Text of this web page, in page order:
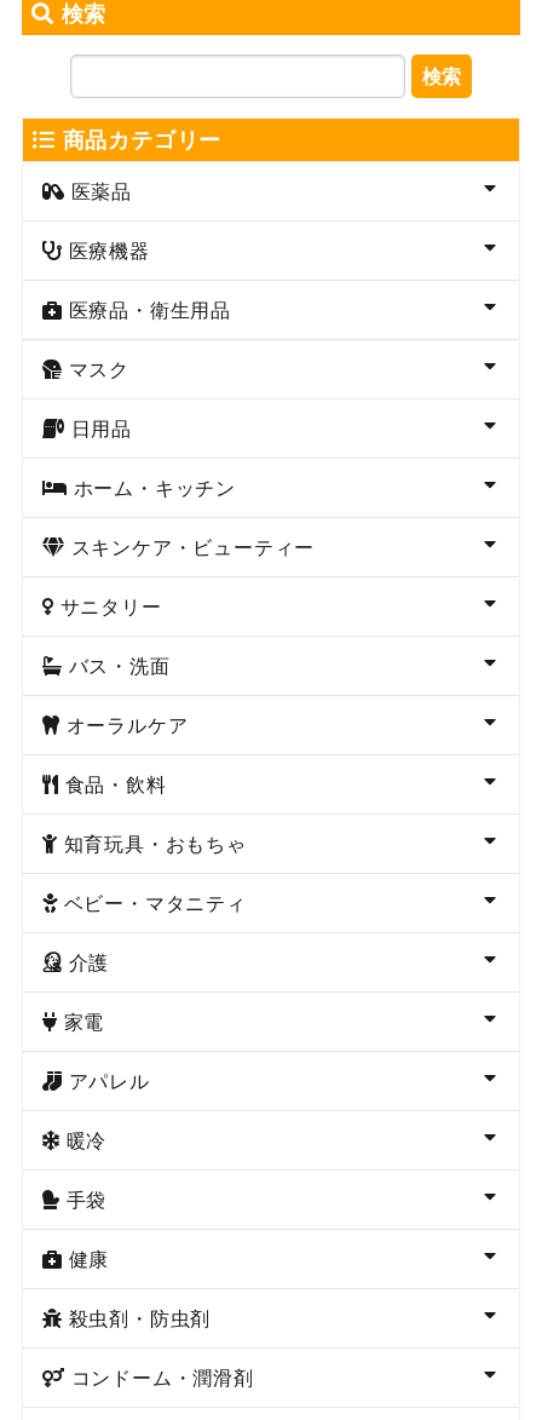
検索
検索
商品カテゴリー
医薬品
医療機器
医療品・衛生用品
マスク
日用品
ホーム・キッチン
スキンケア・ビューティー
サニタリー
バス・洗面
オーラルケア
食品・飲料
知育玩具・おもちゃ
ベビー・マタニティ
介護
家電
アパレル
暖冷
手袋
健康
殺虫剤・防虫剤
コンドーム・潤滑剤